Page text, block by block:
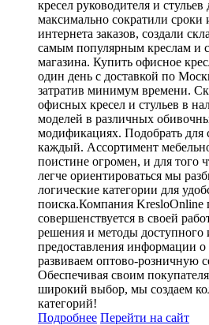
кресел руководителя и
максимально сократили сроки
интернета заказов, создали
самым популярным креслам и
магазина. Купить офисное
один день с доставкой по
затратив минимум времени.
офисных кресел и стульев в
моделей в различных
модификациях. Подобрать для
каждый. Ассортимент
поистине огромен, и для того
легче ориентироваться мы
логические категории для
поиска.Компания KresloOnline
совершенствуется в своей
решения и методы доступного
предоставления информации о
развиваем оптово-розничную
Обеспечивая своим
широкий выбор, мы создаем
категорий!
Подробнее Перейти на сайт